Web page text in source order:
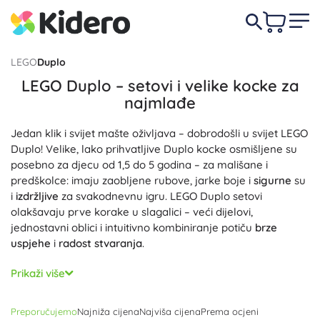
LEGODuplo
LEGO Duplo – setovi i velike kocke za
najmlađe
Jedan klik i svijet mašte oživljava – dobrodošli u svijet LEGO
Duplo! Velike, lako prihvatljive Duplo kocke osmišljene su
posebno za djecu od 1,5 do 5 godina – za mališane i
predškolce: imaju zaobljene rubove, jarke boje i sigurne su
i izdržljive za svakodnevnu igru. LEGO Duplo setovi
olakšavaju prve korake u slagalici – veći dijelovi,
jednostavni oblici i intuitivno kombiniranje potiču brze
uspjehe i radost stvaranja.
Tematski setovi poput životinja, farme, grada, vozila ili
vlakića donose
oblika te prve korake u brojanju. Otvarajući prozori,
Prikaži više
PreporučujemoNajniža cijenaNajviša cijenaPrema ocjeni